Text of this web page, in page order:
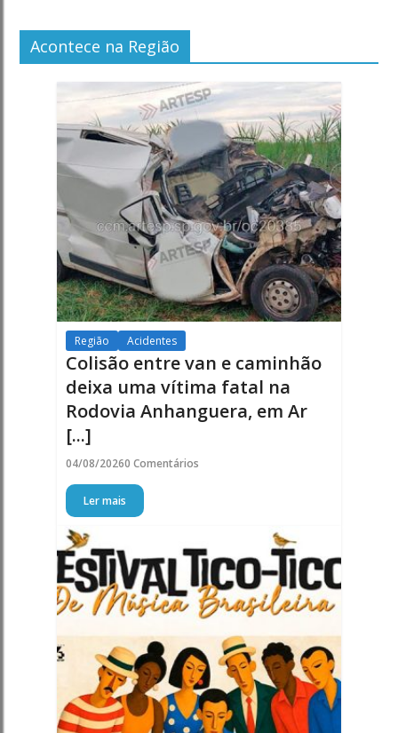
Acontece na Região
Região Acidentes
Colisão entre van e caminhão
deixa uma vítima fatal na
Rodovia Anhanguera, em Ar
[...]
04/08/20260 Comentários
Ler mais